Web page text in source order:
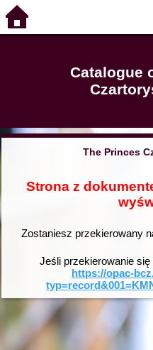
Catalogue
The Princes
Strona z
Zostaniesz przekierowany
Jeśli przekierowanie
https://opac-